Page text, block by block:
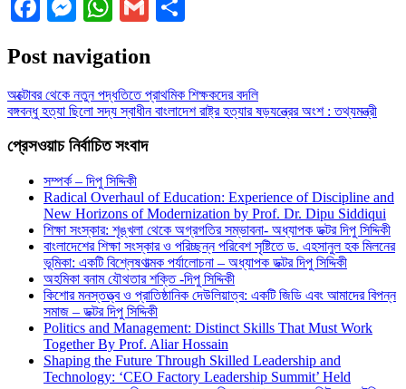
Facebook
Messenger
WhatsApp
Gmail
Post navigation
অক্টোবর থেকে নতুন পদ্ধতিতে প্রাথমিক শিক্ষকদের বদলি
বঙ্গবন্ধু হত্যা ছিলো সদ্য স্বাধীন বাংলাদেশ রাষ্ট্র হত্যার ষড়যন্ত্রের অংশ : তথ্যমন্ত্রী
প্রেসওয়াচ নির্বাচিত সংবাদ
সম্পর্ক – দিপু সিদ্দিকী
Radical Overhaul of Education: Experience of Discipline and
New Horizons of Modernization by Prof. Dr. Dipu Siddiqui
শিক্ষা সংস্কার: শৃঙ্খলা থেকে অগ্রগতির সম্ভাবনা- অধ্যাপক ডক্টর দিপু সিদ্দিকী
বাংলাদেশের শিক্ষা সংস্কার ও পরিচ্ছন্ন পরিবেশ সৃষ্টিতে ড. এহসানুল হক মিলনের
ভূমিকা: একটি বিশ্লেষণাত্মক পর্যালোচনা – অধ্যাপক ডক্টর দিপু সিদ্দিকী
অহমিকা বনাম যৌথতার শক্তি -দিপু সিদ্দিকী
কিশোর মনস্তত্ত্ব ও প্রাতিষ্ঠানিক দেউলিয়াত্ব: একটি জিডি এবং আমাদের বিপন্ন
সমাজ – ডক্টর দিপু সিদ্দিকী
Politics and Management: Distinct Skills That Must Work
Together By Prof. Aliar Hossain
Shaping the Future Through Skilled Leadership and
Technology: ‘CEO Factory Leadership Summit’ Held